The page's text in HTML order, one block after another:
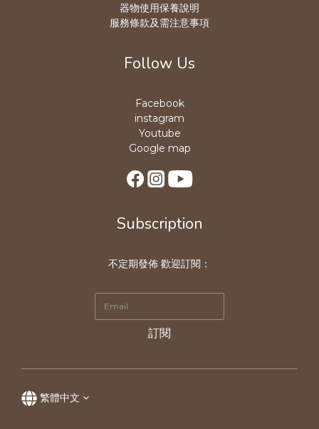
器物使用保養說明
服務條款及需注意事項
Follow Us
Facebook
instagram
Youtube
Google map
Subscription
不定期發佈 歡迎訂閱：
訂閱
繁體中文